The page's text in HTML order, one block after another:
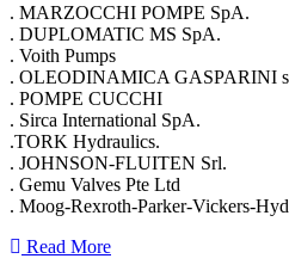
. MARZOCCHI POMPE SpA.
. DUPLOMATIC MS SpA.
. Voith Pumps
. OLEODINAMICA GASPARINI
. POMPE CUCCHI
. Sirca International SpA.
.TORK Hydraulics.
. JOHNSON-FLUITEN Srl.
. Gemu Valves Pte Ltd
. Moog-Rexroth-Parker-Vickers-
Read More